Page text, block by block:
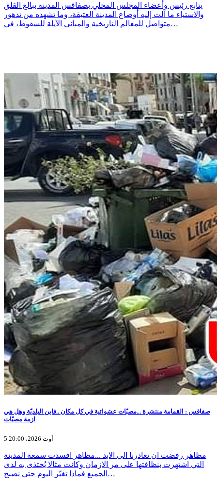
يتابع رئيس وأعضاء المجلس المحلي بصفاقس المدينة ببالغ القلق
والاستياء ما آلت إليه أوضاع المدينة العتيقة، وما تشهده من تدهور
متواصل للمعالم التاريخية والمباني الآيلة للسقوط، في…
صفاقس : القمامة منتشرة ...مصبّات عشوائية في كل مكان ..فاين البلديّة وهل هي
ازمة مصبّات
5 أوت 2026، 20:00
مظاهر رفضت ان تغادرنا الى الابد ...مظاهر افسدت سمعة المدينة
التي اشتهرت بنظافتها على مر الازمان وكانت مثالا يُحتذى به لدى
الجميع فماذا تغيّر اليوم حتى نصبح…